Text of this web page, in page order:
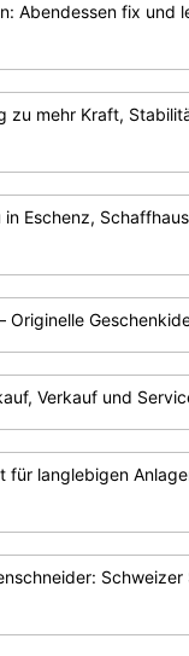
Abendessen fix und
zu mehr Kraft,
in Eschenz,
Originelle
Verkauf und
für langlebigen